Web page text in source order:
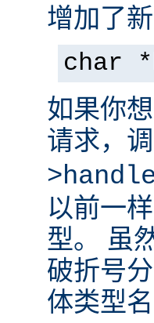
增加了
char
如果你
请求，
以前一
型。 虽
破折号
体类型名